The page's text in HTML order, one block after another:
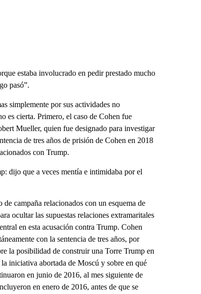
estaba involucrado en pedir prestado mucho
pasó”.
simplemente por sus actividades no
es cierta. Primero, el caso de Cohen fue
Mueller, quien fue designado para investigar
de tres años de prisión de Cohen en 2018
con Trump.
dijo que a veces mentía e intimidaba por el
campaña relacionados con un esquema de
ocultar las supuestas relaciones extramaritales
en esta acusación contra Trump. Cohen
con la sentencia de tres años, por
la posibilidad de construir una Torre Trump en
iniciativa abortada de Moscú y sobre en qué
en junio de 2016, al mes siguiente de
en enero de 2016, antes de que se